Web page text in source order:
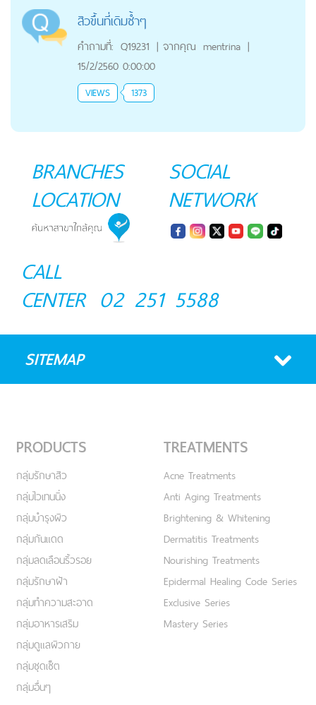
สิวขึ้นที่เดิมซ้ำๆ
คำถามที่: Q19231 | จากคุณ mentrina |
15/2/2560 0:00:00
VIEWS 1373
BRANCHES
LOCATION
SOCIAL
NETWORK
CALL
CENTER 02 251 5588
SITEMAP
PRODUCTS
กลุ่มรักษาสิว
กลุ่มไวเทนนิ่ง
กลุ่มบำรุงผิว
กลุ่มกันแดด
กลุ่มลดเลือนริ้วรอย
กลุ่มรักษาฝ้า
กลุ่มทำความสะอาด
กลุ่มอาหารเสริม
กลุ่มดูแลผิวกาย
กลุ่มชุดเซ็ต
กลุ่มอื่นๆ
TREATMENTS
Acne Treatments
Anti Aging Treatments
Brightening & Whitening
Dermatitis Treatments
Nourishing Treatments
Epidermal Healing Code Series
Exclusive Series
Mastery Series